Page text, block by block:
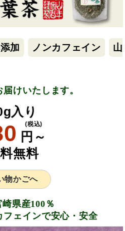
加 ノンカフェイン
山
けいたします。
入り
円～
(税込)
無料
物かごへ
崎県産100％
ェインで安心・安全